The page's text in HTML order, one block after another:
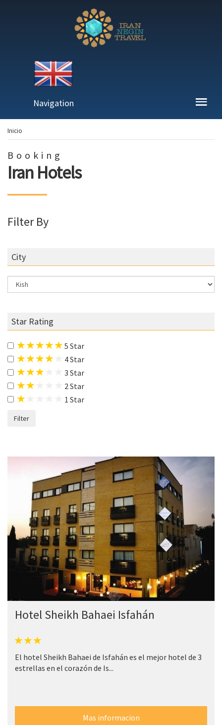
Navigation
Inicio
Booking
Iran Hotels
Filter By
City
Star Rating
5 Star
4 Star
3 Star
2 Star
1 Star
Filter
Hotel Sheikh Bahaei Isfahán
El hotel Sheikh Bahaei de Isfahán es el mejor hotel de 3
estrellas en el corazón de Is...
Mas informacion